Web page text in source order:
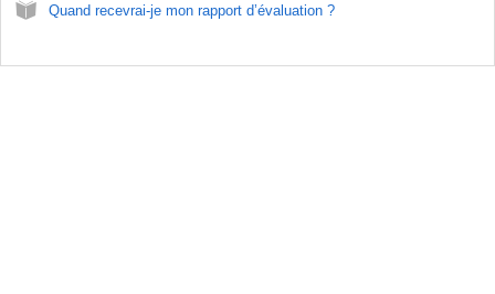
Quand recevrai-je mon rapport d’évaluation ?